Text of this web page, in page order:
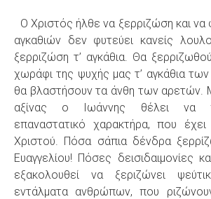
Ο Χριστός ήλθε να ξερριζώση και
αγκαθιών δεν φυτεύει κανείς
ξερριζώση τ’ αγκάθια. Θα
χωράφι της ψυχής μας τ’ αγκάθια
θα βλαστήσουν τα άνθη των αρετών.
αξίνας ο Ιωάννης θέλει να
επαναστατικό χαρακτήρα, που
Χριστού. Πόσα σάπια δένδρα
Ευαγγελίου! Πόσες δεισιδαιμονίες
εξακολουθεί να ξεριζώνει
εντάλματα ανθρώπων, που